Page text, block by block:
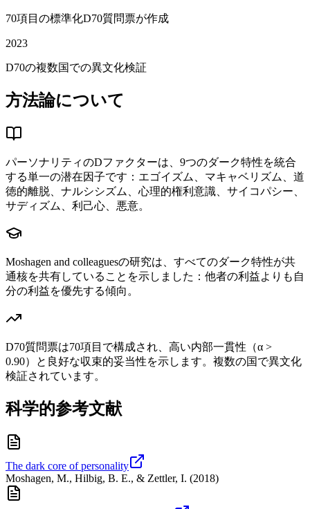
70項目の標準化D70質問票が作成
2023
D70の複数国での異文化検証
方法論について
パーソナリティのDファクターは、9つのダーク特性を統合
する単一の潜在因子です：エゴイズム、マキャベリズム、道
徳的離脱、ナルシシズム、心理的権利意識、サイコパシー、
サディズム、利己心、悪意。
Moshagen and colleaguesの研究は、すべてのダーク特性が共
通核を共有していることを示しました：他者の利益よりも自
分の利益を優先する傾向。
D70質問票は70項目で構成され、高い内部一貫性（α >
0.90）と良好な収束的妥当性を示します。複数の国で異文化
検証されています。
科学的参考文献
The dark core of personality
Moshagen, M., Hilbig, B. E., & Zettler, I. (2018)